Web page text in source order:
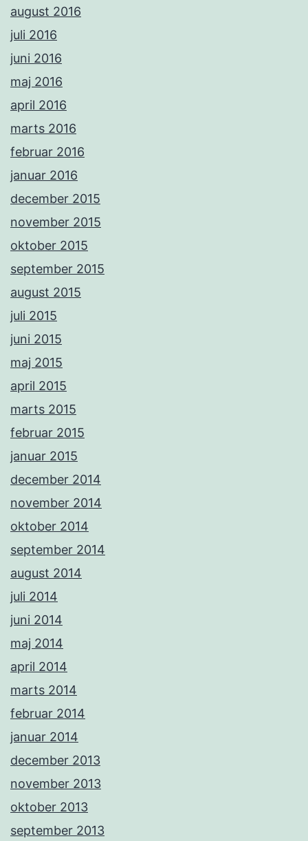
august 2016
juli 2016
juni 2016
maj 2016
april 2016
marts 2016
februar 2016
januar 2016
december 2015
november 2015
oktober 2015
september 2015
august 2015
juli 2015
juni 2015
maj 2015
april 2015
marts 2015
februar 2015
januar 2015
december 2014
november 2014
oktober 2014
september 2014
august 2014
juli 2014
juni 2014
maj 2014
april 2014
marts 2014
februar 2014
januar 2014
december 2013
november 2013
oktober 2013
september 2013